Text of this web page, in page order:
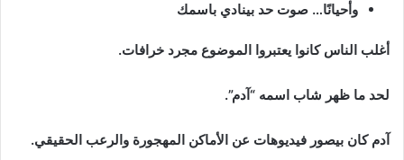
وأحيانًا… صوت حد بينادي باسمك
أغلب الناس كانوا يعتبروا الموضوع مجرد خرافات.
لحد ما ظهر شاب اسمه “آدم”.
آدم كان بيصور فيديوهات عن الأماكن المهجورة والرعب الحقيقي.